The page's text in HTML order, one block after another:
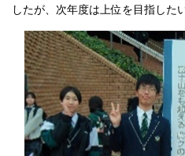
したが、次年度は上位を目指した